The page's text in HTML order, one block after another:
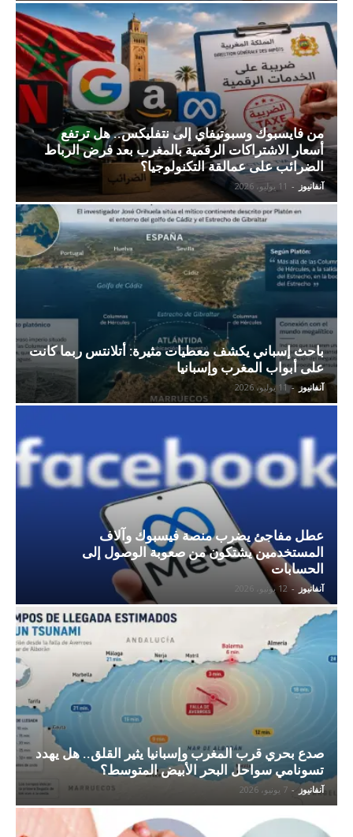
من فايسبوك وسبوتيفاي إلى نتفليكس.. هل ترتفع
أسعار الاشتراكات الرقمية بالمغرب بعد فرض الرباط
الضرائب على عمالقة التكنولوجيا؟
آنفانيوز - 11 يوليو، 2026
باحث إسباني يكشف معطيات مثيرة: أتلانتس ربما كانت
على أبواب المغرب وإسبانيا
آنفانيوز - 11 يوليو، 2026
عطل مفاجئ يضرب منصة فيسبوك وآلاف
المستخدمين يشتكون من صعوبة الوصول إلى
الحسابات
آنفانيوز - 12 يونيو، 2026
صدع بحري قرب المغرب وإسبانيا يثير القلق.. هل يهدد
تسونامي سواحل البحر الأبيض المتوسط؟
آنفانيوز - 7 يونيو، 2026